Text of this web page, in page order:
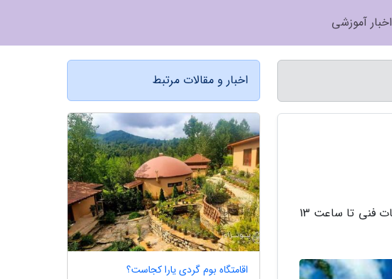
به گزارش آموزشگاه ما، مجموعه میراث جهانی کاخ گلستان امروز دوشنبه- 16 آبان 1401 به علت انجام عملیات فنی تا ساعت 13
اخبار و مقالات مرتبط
اقامتگاه بوم گردی یارا کجاست؟
اخبار آموزشی